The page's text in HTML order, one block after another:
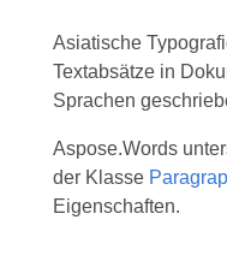
Asiatische
Textabsätze in
Sprachen
Aspose.Words
der Klasse
Eigenschaften.